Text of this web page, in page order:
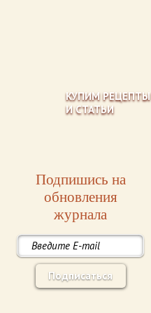
КУПИМ РЕЦЕПТЫ
И СТАТЬИ
Подпишись на
обновления
журнала
Подписаться